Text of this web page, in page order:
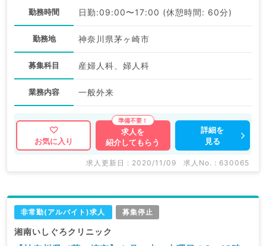
勤務時間 日勤:09:00〜17:00 (休憩時間: 60分)
勤務地 神奈川県茅ヶ崎市
募集科目 産婦人科、婦人科
業務内容 一般外来
お気に入り
求人を
紹介してもらう
詳細を
見る
求人更新日 : 2020/11/09 求人No. : 630065
非常勤(アルバイト)求人 募集停止
湘南いしぐろクリニック